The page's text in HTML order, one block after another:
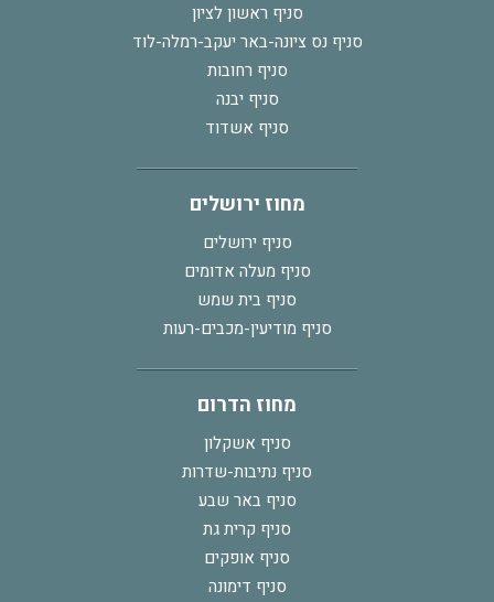
סניף ראשון לציון
סניף נס ציונה-באר יעקב-רמלה-לוד
סניף רחובות
סניף יבנה
סניף אשדוד
מחוז ירושלים
סניף ירושלים
סניף מעלה אדומים
סניף בית שמש
סניף מודיעין-מכבים-רעות
מחוז הדרום
סניף אשקלון
סניף נתיבות-שדרות
סניף באר שבע
סניף קרית גת
סניף אופקים
סניף דימונה